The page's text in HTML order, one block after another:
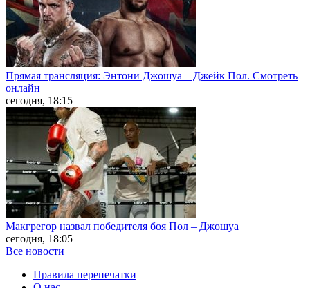
Прямая трансляция: Энтони Джошуа – Джейк Пол. Смотреть
онлайн
сегодня, 18:15
Макгрегор назвал победителя боя Пол – Джошуа
сегодня, 18:05
Все новости
Правила перепечатки